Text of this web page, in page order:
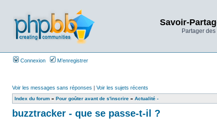
Savoir-
Partager
Connexion M’enregistrer
Voir les messages sans réponses | Voir les sujets récents
Index du forum » Pour goûter avant de s'inscrire » Actualité -
buzztracker - que se passe-t-il ?